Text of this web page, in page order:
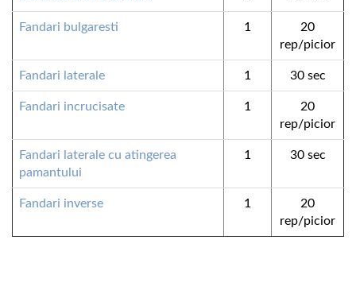
Fandari bulgaresti 1
20
rep/picior
Fandari laterale 1 30 sec
Fandari incrucisate 1
20
rep/picior
Fandari laterale cu atingerea
pamantului
1 30 sec
Fandari inverse 1
20
rep/picior